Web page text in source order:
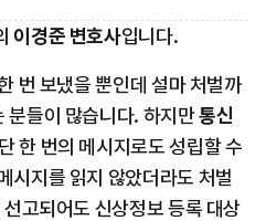
이경준 변호사입니다.
번 보냈을 뿐인데 설마 처벌까
분들이 많습니다. 하지만 통신
한 번의 메시지로도 성립할 수
시지를 읽지 않았더라도 처벌
고되어도 신상정보 등록 대상